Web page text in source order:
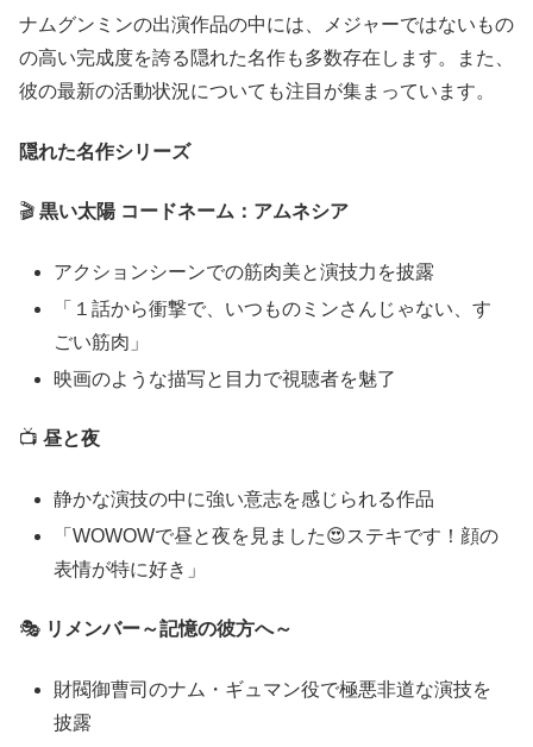
ナムグンミンの出演作品の中には、メジャーではないもの
の高い完成度を誇る隠れた名作も多数存在します。また、
彼の最新の活動状況についても注目が集まっています。
隠れた名作シリーズ
🎬 黒い太陽 コードネーム：アムネシア
アクションシーンでの筋肉美と演技力を披露
「１話から衝撃で、いつものミンさんじゃない、す
ごい筋肉」
映画のような描写と目力で視聴者を魅了
📺 昼と夜
静かな演技の中に強い意志を感じられる作品
「WOWOWで昼と夜を見ました😍ステキです！顔の
表情が特に好き」
🎭 リメンバー～記憶の彼方へ～
財閥御曹司のナム・ギュマン役で極悪非道な演技を
披露